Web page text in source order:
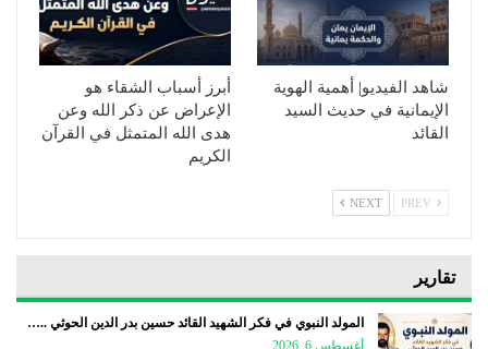
شاهد الفيديو| أهمية الهوية
الإيمانية في حديث السيد
القائد
أبرز أسباب الشقاء هو
الإعراض عن ذكر الله وعن
هدى الله المتمثل في القرآن
الكريم
NEXT
تقارير
المولد النبوي في فكر الشهيد القائد حسين بدر الدين الحوثي ..…
أغسطس 6, 2026